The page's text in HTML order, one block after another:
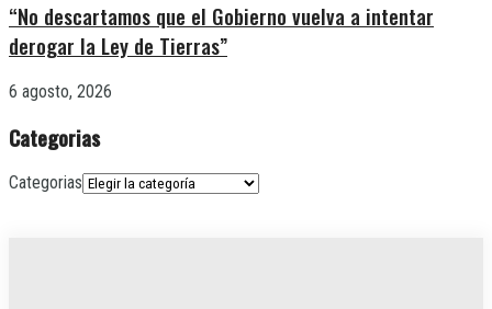
“No descartamos que el Gobierno vuelva a intentar
derogar la Ley de Tierras”
6 agosto, 2026
Categorias
Categorias